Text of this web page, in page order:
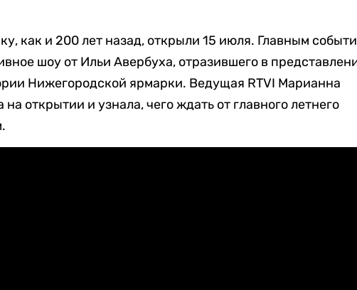
как и 200 лет назад, открыли 15 июля. Главным
шоу от Ильи Авербуха, отразившего в
Нижегородской ярмарки. Ведущая RTVI Марианна
открытии и узнала, чего ждать от главного летнего